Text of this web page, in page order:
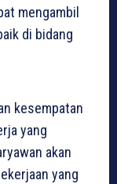
mengambil
di bidang
kesempatan
yang
akan
yang